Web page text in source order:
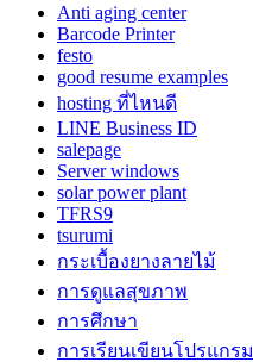
Anti aging center
Barcode Printer
festo
good resume examples
hosting ที่ไหนดี
LINE Business ID
salepage
Server windows
solar power plant
TFRS9
tsurumi
กระเบื้องยางลายไม้
การดูแลสุขภาพ
การศึกษา
การเรียนเขียนโปรแกรม